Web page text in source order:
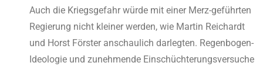
Auch die Kriegsgefahr würde mit einer Merz-geführten
Regierung nicht kleiner werden, wie Martin Reichardt
und Horst Förster anschaulich darlegten. Regenbogen-
Ideologie und zunehmende Einschüchterungsversuche